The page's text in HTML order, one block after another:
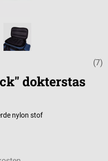
Gemiddelde
(7)
dokterstas
nylon stof